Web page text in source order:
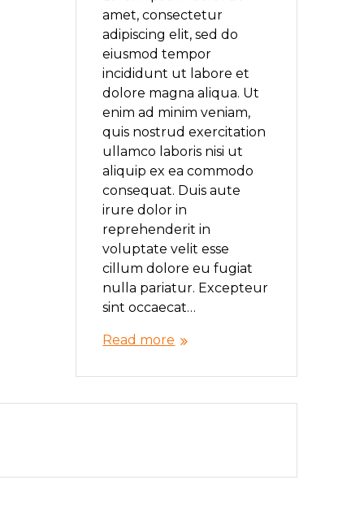
amet, consectetur
adipiscing elit, sed do
eiusmod tempor
incididunt ut labore et
dolore magna aliqua. Ut
enim ad minim veniam,
quis nostrud exercitation
ullamco laboris nisi ut
aliquip ex ea commodo
consequat. Duis aute
irure dolor in
reprehenderit in
voluptate velit esse
cillum dolore eu fugiat
nulla pariatur. Excepteur
sint occaecat…
Read more